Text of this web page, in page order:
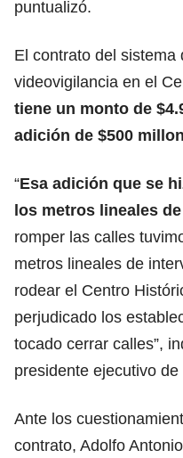
puntualizó.
El contrato del sistema
videovigilancia en el
tiene un monto de
adición de $500
“Esa adición que se
los metros lineales
romper las calles
metros lineales de
rodear el Centro
perjudicado los
tocado cerrar calles”,
presidente ejecutivo
Ante los
contrato, Adolfo